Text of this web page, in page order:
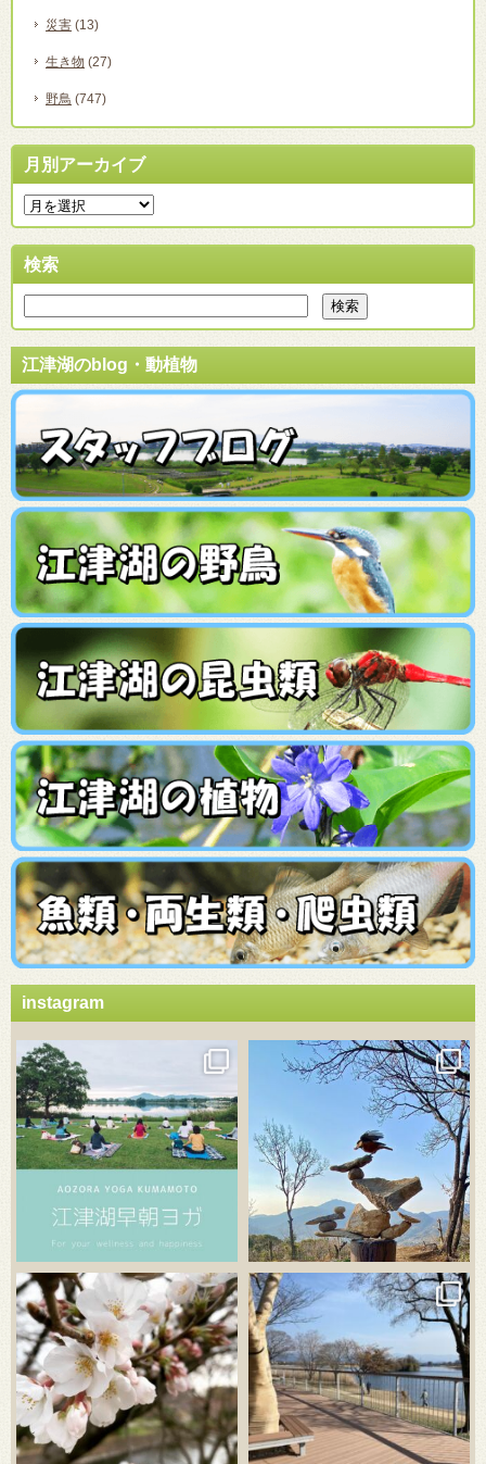
災害 (13)
生き物 (27)
野鳥 (747)
月別アーカイブ
検索
江津湖のblog・動植物
instagram
3月 20
3月 18
3月 18